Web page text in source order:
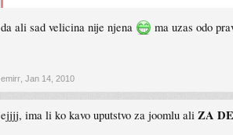
da ali sad velicina nije njena ma uzas odo
emirr Jan 14, 2010
ejjjj, ima li ko kavo uputstvo za joomlu ali ZA